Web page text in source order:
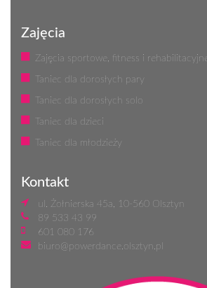
Zajęcia
Zajęcia sportowe, fitness i rehabilitacyjne
Taniec dla dorosłych pary
Taniec dla dorosłych solo
Taniec dla dzieci
Taniec dla młodzieży
Kontakt
ul. Żołnierska 45a, 10-560 Olsztyn
89 533 43 99
601 080 176
biuro@powerdance.olsztyn.pl